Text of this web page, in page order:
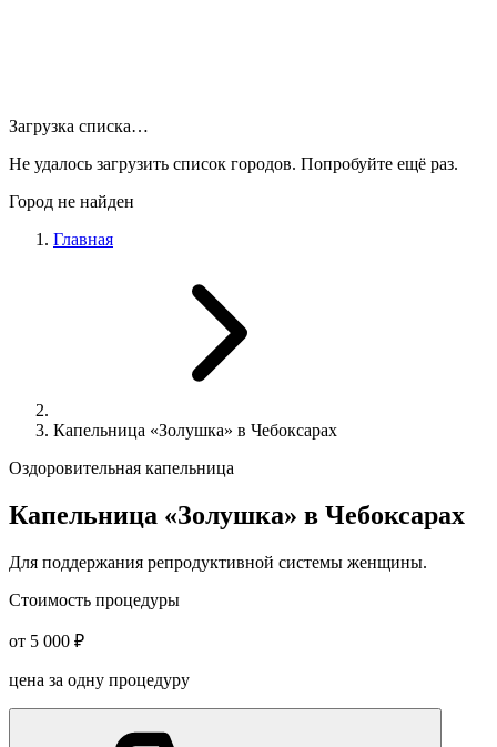
Загрузка списка…
Не удалось загрузить список городов. Попробуйте ещё раз.
Город не найден
Главная
Капельница «Золушка» в Чебоксарах
Оздоровительная капельница
Капельница «Золушка» в Чебоксарах
Для поддержания репродуктивной системы женщины.
Стоимость процедуры
от 5 000 ₽
цена за одну процедуру